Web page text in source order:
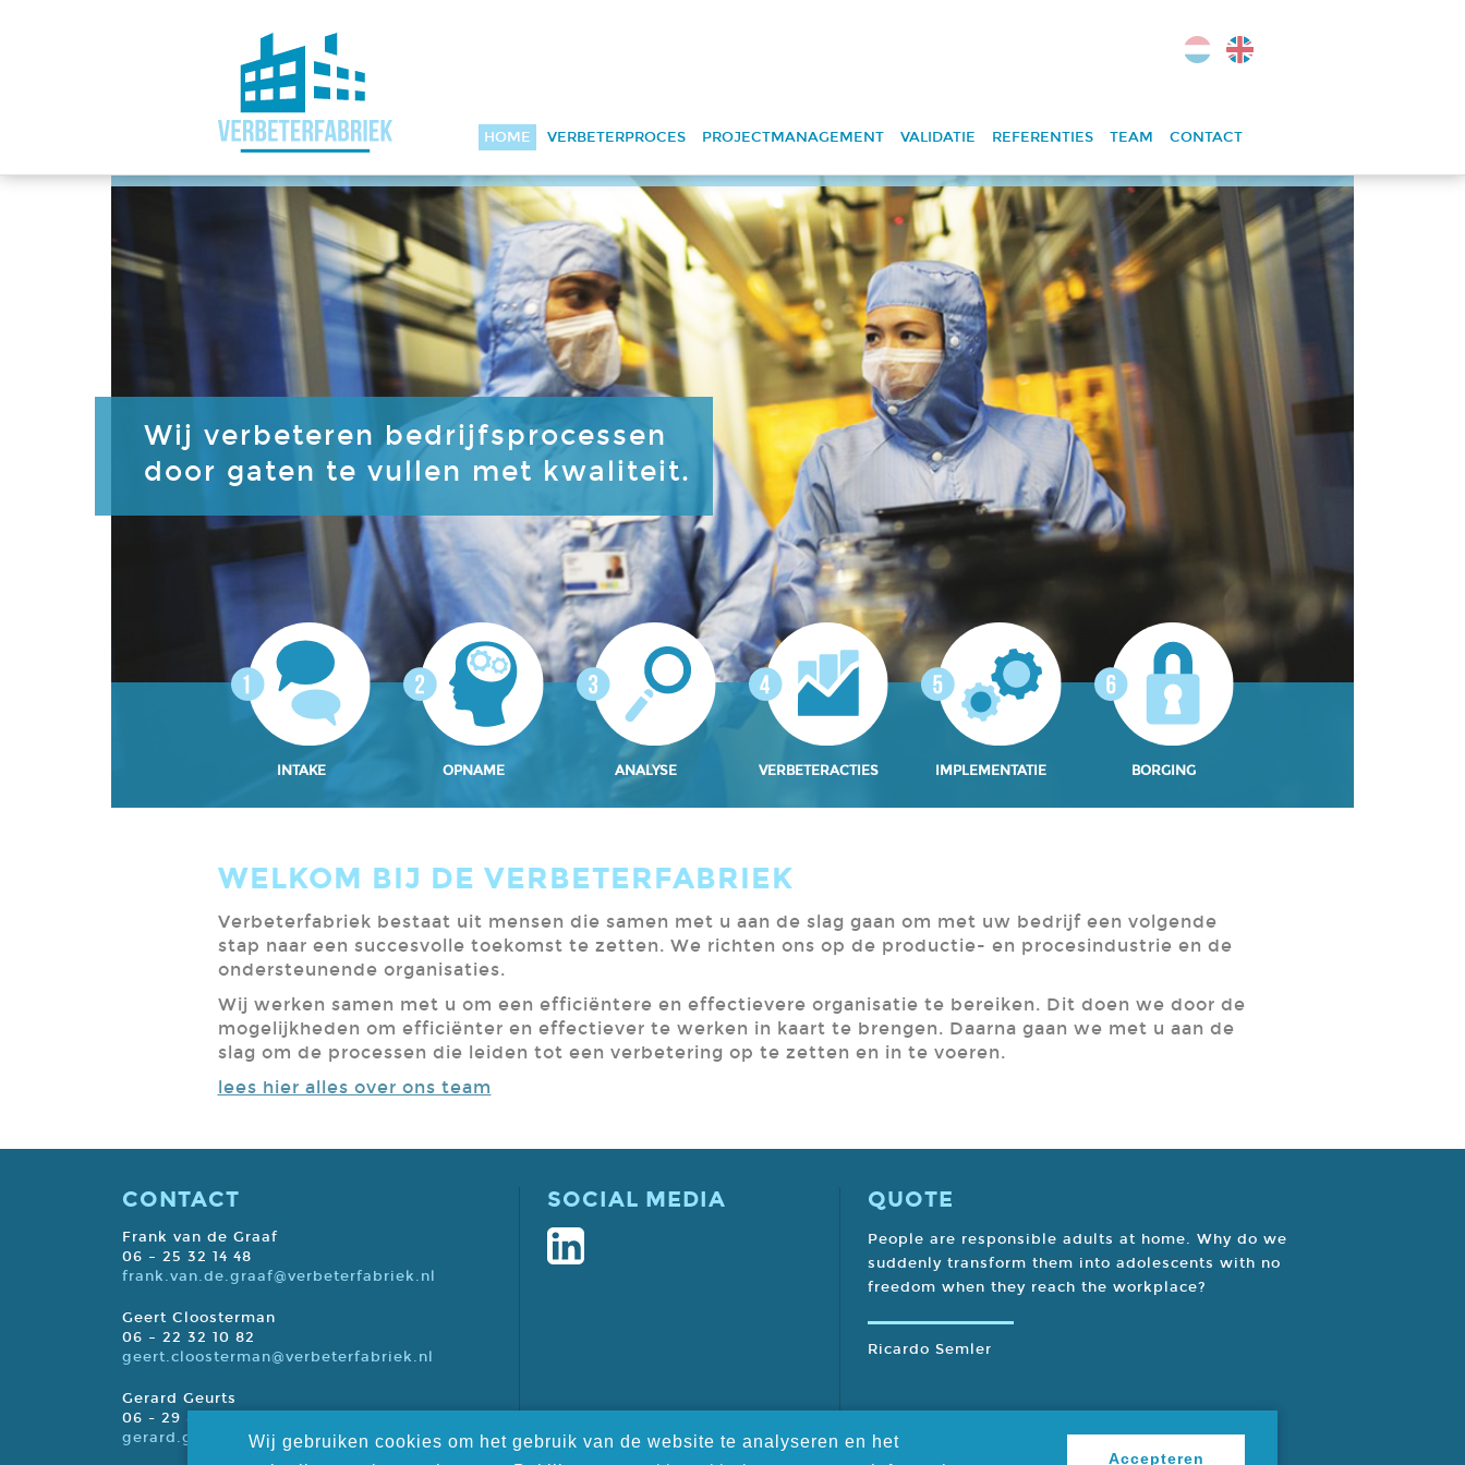
Wij gebruiken cookies om het gebruik van de website te analyseren en het
Accepteren
HOME VERBETERPROCES PROJECTMANAGEMENT VALIDATIE REFERENTIES TEAM CONTACT
Wij verbeteren bedrijfsprocessen
door gaten te vullen met kwaliteit.
INTAKE OPNAME ANALYSE VERBETERACTIES IMPLEMENTATIE BORGING
WELKOM BIJ DE VERBETERFABRIEK
Verbeterfabriek bestaat uit mensen die samen met u aan de slag gaan om met uw bedrijf een volgende
stap naar een succesvolle toekomst te zetten. We richten ons op de productie- en procesindustrie en de
ondersteunende organisaties.
Wij werken samen met u om een efficiëntere en effectievere organisatie te bereiken. Dit doen we door de
mogelijkheden om efficiënter en effectiever te werken in kaart te brengen. Daarna gaan we met u aan de
slag om de processen die leiden tot een verbetering op te zetten en in te voeren.
lees hier alles over ons team
CONTACT
Frank van de Graaf
06 – 25 32 14 48
frank.van.de.graaf@verbeterfabriek.nl
Geert Cloosterman
06 – 22 32 10 82
geert.cloosterman@verbeterfabriek.nl
Gerard Geurts
06 - 29 81 94 11
gerard.geurts@verbeterfabriek.nl
SOCIAL MEDIA QUOTE
People are responsible adults at home. Why do we
suddenly transform them into adolescents with no
freedom when they reach the workplace?
Ricardo Semler